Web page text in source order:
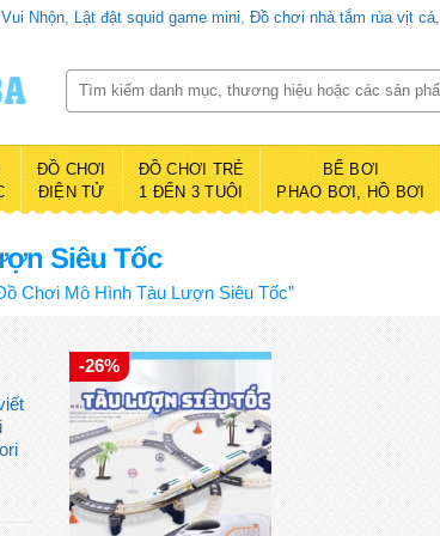
Nhộn, Lật đật squid game mini, Đồ chơi nhà tắm rùa vịt cá,
Tìm
kiếm:
ĐỒ CHƠI
ĐIỆN TỬ
ĐỒ CHƠI TRẺ
1 ĐẾN 3 TUÔI
BỂ BƠI
PHAO BƠI, HỒ BƠI
Siêu Tốc
Chơi Mô Hình Tàu Lượn Siêu Tốc”
-26%